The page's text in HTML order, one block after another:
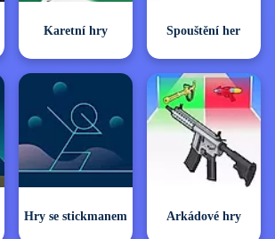
Karetní hry Spouštění her
Hry se stickmanem Arkádové hry